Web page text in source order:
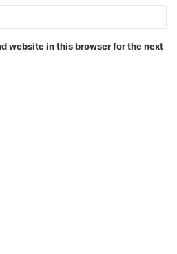
website in this browser for the next